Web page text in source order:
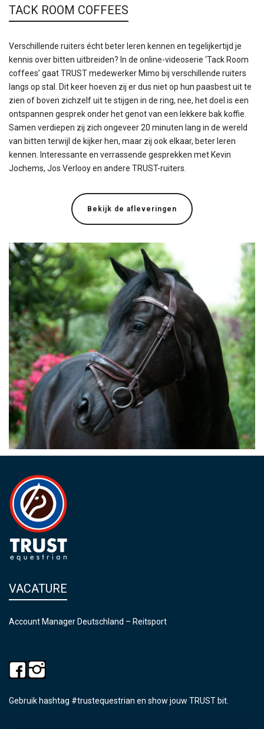
TACK ROOM COFFEES
Verschillende ruiters écht beter leren kennen en tegelijkertijd je
kennis over bitten uitbreiden? In de online-videoserie ‘Tack Room
coffees’ gaat TRUST medewerker Mimo bij verschillende ruiters
langs op stal. Dit keer hoeven zij er dus niet op hun paasbest uit te
zien of boven zichzelf uit te stijgen in de ring, nee, het doel is een
ontspannen gesprek onder het genot van een lekkere bak koffie.
Samen verdiepen zij zich ongeveer 20 minuten lang in de wereld
van bitten terwijl de kijker hen, maar zij ook elkaar, beter leren
kennen. Interessante en verrassende gesprekken met Kevin
Jochems, Jos Verlooy en andere TRUST-ruiters.
Bekijk de afleveringen
VACATURE
Account Manager Deutschland – Reitsport
Gebruik hashtag #trustequestrian en show jouw TRUST bit.